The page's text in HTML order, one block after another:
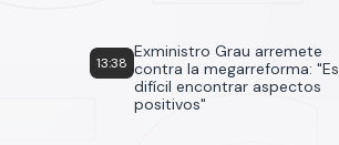
13:38
Exministro Grau arremete
contra la megarreforma: "Es
difícil encontrar aspectos
positivos"